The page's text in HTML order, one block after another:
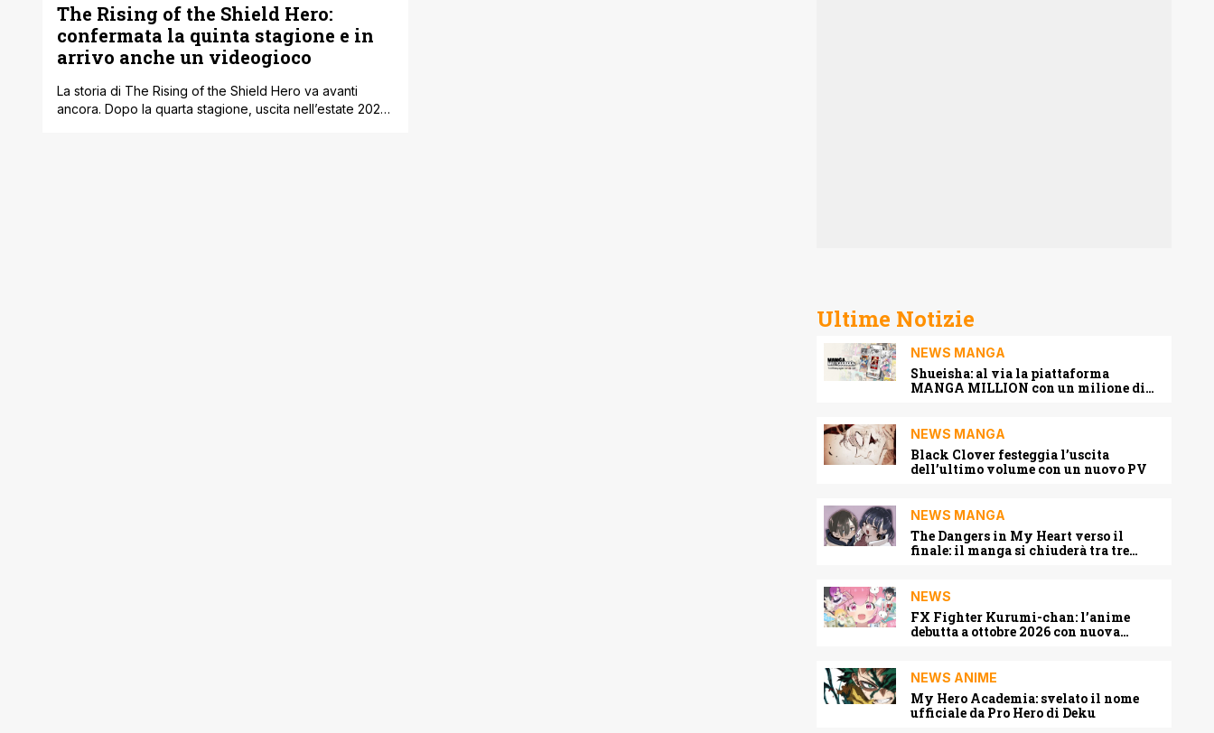
The Rising of the Shield Hero:
confermata la quinta stagione e in
arrivo anche un videogioco
La storia di The Rising of the Shield Hero va avanti
ancora. Dopo la quarta stagione, uscita nell’estate 2025,
Ultime Notizie
NEWS MANGA
Shueisha: al via la piattaforma
MANGA MILLION con un milione di
NEWS MANGA
Black Clover festeggia l’uscita
dell’ultimo volume con un nuovo PV
NEWS MANGA
The Dangers in My Heart verso il
finale: il manga si chiuderà tra tre
NEWS
FX Fighter Kurumi-chan: l’anime
debutta a ottobre 2026 con nuova
NEWS ANIME
My Hero Academia: svelato il nome
ufficiale da Pro Hero di Deku